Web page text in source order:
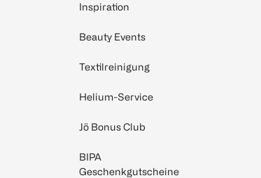
Inspiration
Beauty Events
Textilreinigung
Helium-Service
Jö Bonus Club
BIPA
Geschenkgutscheine